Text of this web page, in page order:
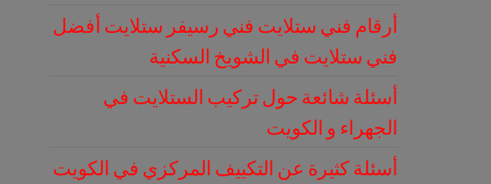
أرقام فني ستلايت فني رسيفر ستلايت أفضل
فني ستلايت في الشويخ السكنية
أسئلة شائعة حول تركيب الستلايت في
الجهراء و الكويت
أسئلة كثيرة عن التكييف المركزي في الكويت